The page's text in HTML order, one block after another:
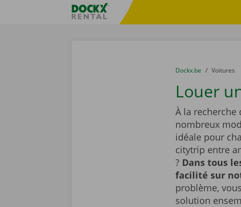
sitename
You are here:
du
Dockx.be to
Voitures
Louer
À la recherche
nombreux
idéale pour
citytrip entre
? Dans tous
facilité sur
problème,
solution